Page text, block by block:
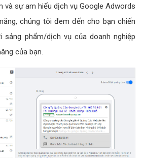
và sự am hiểu dịch vụ Google Adwords
chúng tôi đem đến cho bạn chiến
sảng phẩm/dịch vụ của doanh nghiệp
của bạn.